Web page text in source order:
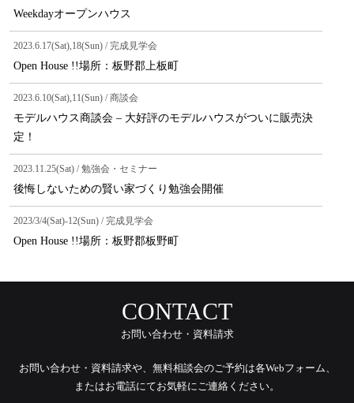
Weekdayオープンハウス
2023.6.17(Sat),18(Sun) / 完成見学会
Open House !!場所：板野郡上板町
2023.6.10(Sat),11(Sun) / 商談会
モデルハウス商談会 – 大好評のモデルハウスがついに販売決
定！
2023.11.25(Sat) / 勉強会・セミナー
後悔しないための賢い家づくり勉強会開催
2023/3/4(Sat)-12(Sun) / 完成見学会
Open House !!場所：板野郡板野町
CONTACT
お問い合わせ・資料請求
お問い合わせ・資料請求や、無料相談会のご予約は各Webフォーム、
またはお電話にてお気軽にご連絡ください。